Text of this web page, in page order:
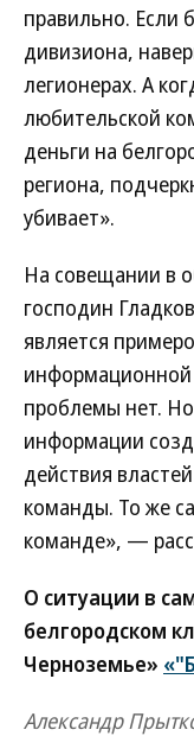
правильно. Если
дивизиона,
легионерах. А
любительской
деньги на
региона,
убивает».
На совещании в
господин
является
проблемы нет.
информации
действия
команды. То же
команде», —
О ситуации в
белгородском
Черноземье»
Александр